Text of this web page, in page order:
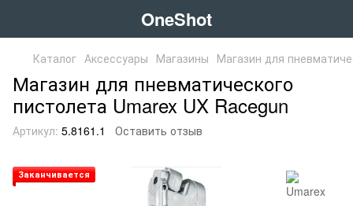
OneShot
Каталог Аксессуары Магазины Магазин для
Магазин для пневматического
пистолета Umarex UX Racegun
Артикул: 5.8161.1 Оставить отзыв
Заканчивается